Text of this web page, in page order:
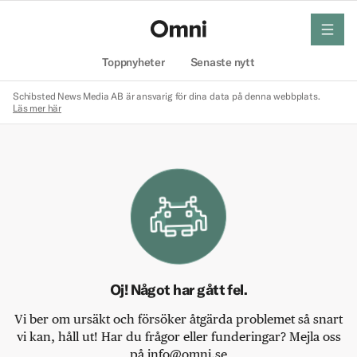
Toppnyheter Senaste nytt
meny
Schibsted News Media AB är ansvarig för dina data på denna webbplats.
Läs mer här
Oj! Något har gått fel.
Vi ber om ursäkt och försöker åtgärda problemet så snart
vi kan, håll ut! Har du frågor eller funderingar? Mejla oss